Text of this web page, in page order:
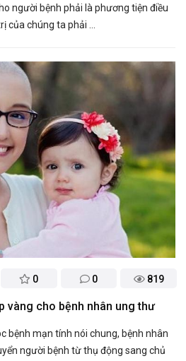
người bệnh phải là phương tiện điều
của chúng ta phải ...
0 0 819
vàng cho bệnh nhân ung thư
bệnh mạn tính nói chung, bệnh nhân
người bệnh từ thụ động sang chủ